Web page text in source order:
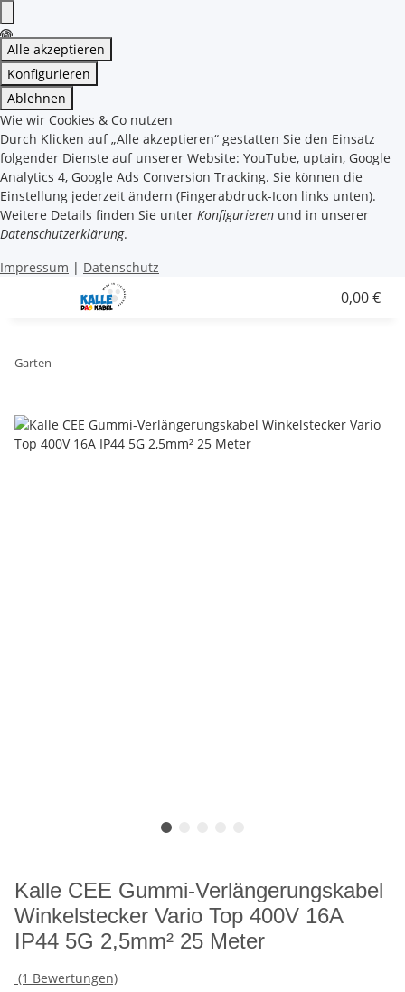
Alle akzeptieren
Konfigurieren
Ablehnen
Wie wir Cookies & Co nutzen
Durch Klicken auf „Alle akzeptieren“ gestatten Sie den Einsatz
folgender Dienste auf unserer Website: YouTube, uptain, Google
Analytics 4, Google Ads Conversion Tracking. Sie können die
Einstellung jederzeit ändern (Fingerabdruck-Icon links unten).
Weitere Details finden Sie unter Konfigurieren und in unserer
Datenschutzerklärung.
Impressum | Datenschutz
0,00 €
Garten
Kalle CEE Gummi-Verlängerungskabel
Winkelstecker Vario Top 400V 16A
IP44 5G 2,5mm² 25 Meter
(1 Bewertungen)